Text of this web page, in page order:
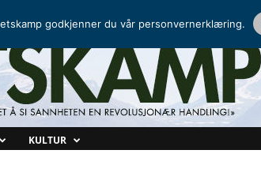
KULTUR
godkjenner du vår personvernerklæring.